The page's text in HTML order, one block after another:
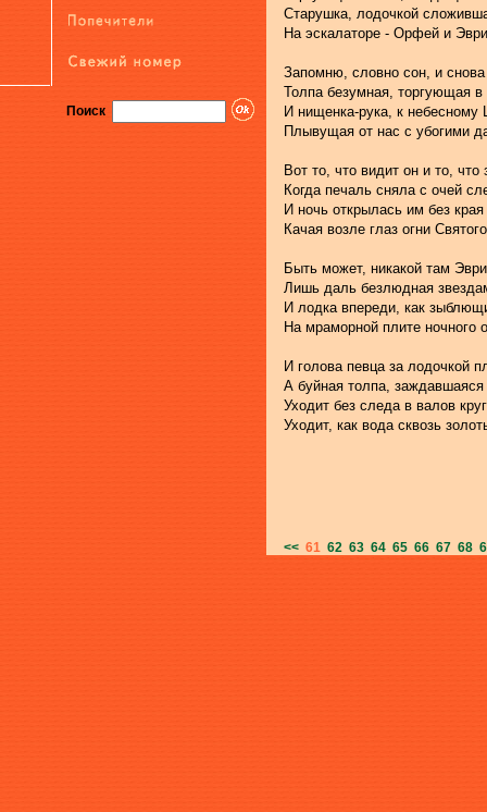
Поиск
Старушка, лодочкой
На эскалаторе - Орфей и
Запомню, словно сон, и
Толпа безумная, торгующая в
И нищенка-рука, к небесному
Плывущая от нас с убогими
Вот то, что видит он и то, что
Когда печаль сняла с очей
И ночь открылась им без
Качая возле глаз огни
Быть может, никакой там
Лишь даль безлюдная
И лодка впереди, как
На мраморной плите ночного
И голова певца за лодочкой
А буйная толпа, заждавшаяся
Уходит без следа в валов
Уходит, как вода сквозь
<< 61 62 63 64 65 66 67 68